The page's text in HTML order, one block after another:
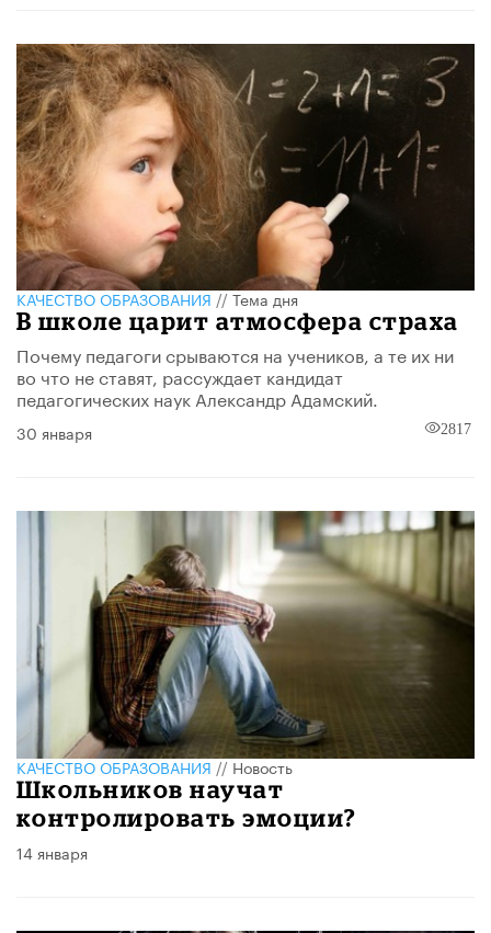
КАЧЕСТВО ОБРАЗОВАНИЯ//Тема дня
В школе царит атмосфера страха
Почему педагоги срываются на учеников, а те их ни
во что не ставят, рассуждает кандидат
педагогических наук Александр Адамский.
30 января 2817
КАЧЕСТВО ОБРАЗОВАНИЯ//Новость
Школьников научат
контролировать эмоции?
14 января